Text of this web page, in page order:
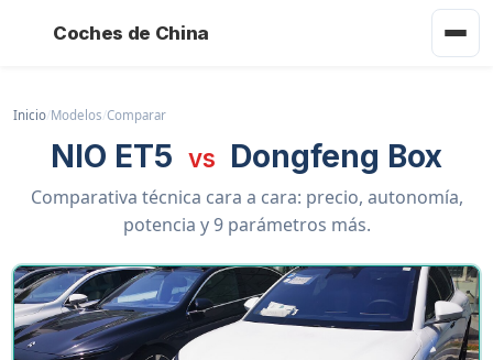
Coches de China
Inicio/Modelos/Comparar
NIO ET5 vs Dongfeng Box
Comparativa técnica cara a cara: precio, autonomía,
potencia y 9 parámetros más.